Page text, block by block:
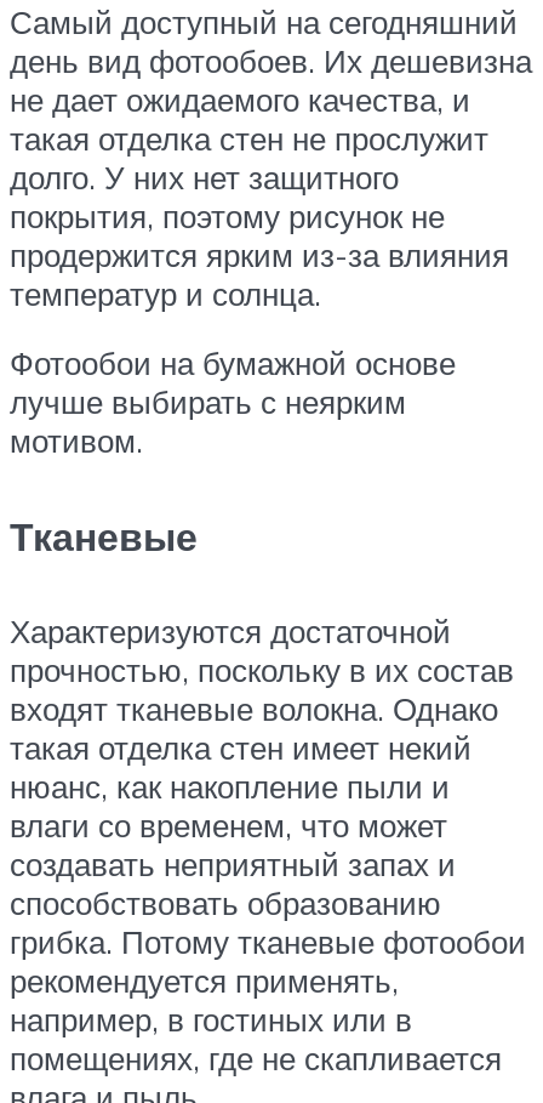
Самый доступный на сегодняшний
день вид фотообоев. Их дешевизна
не дает ожидаемого качества, и
такая отделка стен не прослужит
долго. У них нет защитного
покрытия, поэтому рисунок не
продержится ярким из-за влияния
температур и солнца.
Фотообои на бумажной основе
лучше выбирать с неярким
мотивом.
Тканевые
Характеризуются достаточной
прочностью, поскольку в их состав
входят тканевые волокна. Однако
такая отделка стен имеет некий
нюанс, как накопление пыли и
влаги со временем, что может
создавать неприятный запах и
способствовать образованию
грибка. Потому тканевые фотообои
рекомендуется применять,
например, в гостиных или в
помещениях, где не скапливается